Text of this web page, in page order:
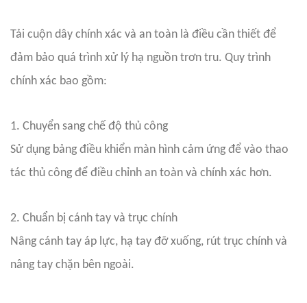
Tải cuộn dây chính xác và an toàn là điều cần thiết để
đảm bảo quá trình xử lý hạ nguồn trơn tru. Quy trình
chính xác bao gồm:
1. Chuyển sang chế độ thủ công
Sử dụng bảng điều khiển màn hình cảm ứng để vào thao
tác thủ công để điều chỉnh an toàn và chính xác hơn.
2. Chuẩn bị cánh tay và trục chính
Nâng cánh tay áp lực, hạ tay đỡ xuống, rút trục chính và
nâng tay chặn bên ngoài.